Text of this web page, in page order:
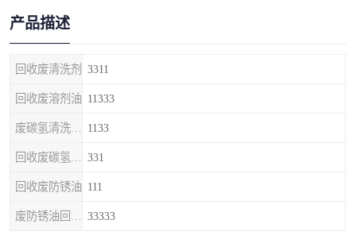
产品描述
回收废清洗剂 3311
回收废溶剂油 11333
1133
331
回收废防锈油 111
33333